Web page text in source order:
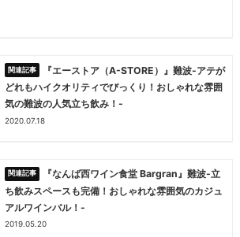
『エーストア（A-STORE）』難波-アテが
どれもハイクオリティでびっくり！おしゃれな雰囲
気の難波の人気立ち飲み！-
2020.07.18
『なんば西ワイン食堂 Bargran』難波-立
ち飲みスペースも完備！おしゃれな雰囲気のカジュ
アルワインバル！-
2019.05.20